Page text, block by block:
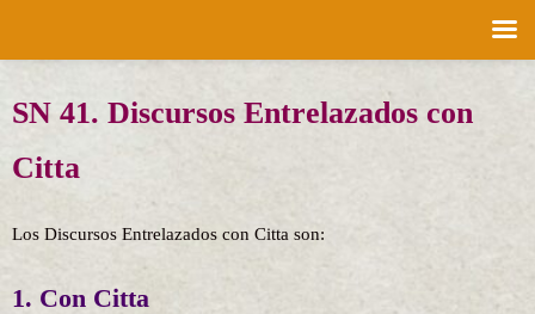
SN 41. Discursos Entrelazados con
Citta
Los Discursos Entrelazados con Citta son:
1. Con Citta